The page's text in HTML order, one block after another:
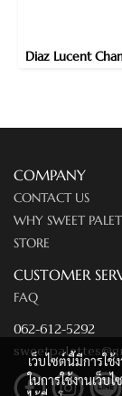
Diaz Lucent
COMPANY
CONTACT US
WHY SWEET
STORE
CUSTOMER
FAQ
062-612-5292
เว็บไซต์นี้มีการใ
ในการใช้งานเว็บ